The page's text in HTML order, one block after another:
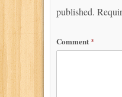
published.
Comment *